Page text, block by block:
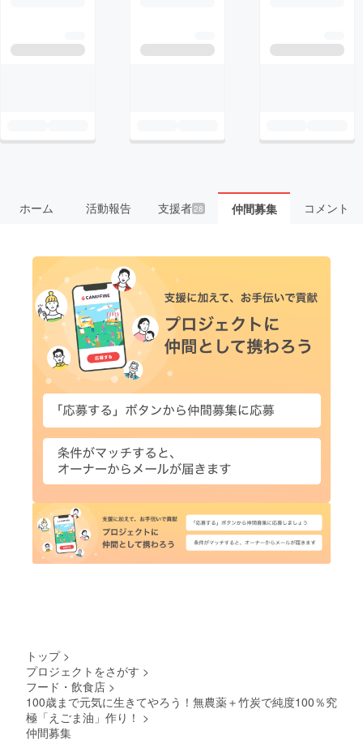
ホーム 活動報告 支援者 28 仲間募集 コメント
トップ >
プロジェクトをさがす >
フード・飲食店 >
100歳まで元気に生きてやろう！無農薬＋竹炭で純度100％究
極「えごま油」作り！ >
仲間募集